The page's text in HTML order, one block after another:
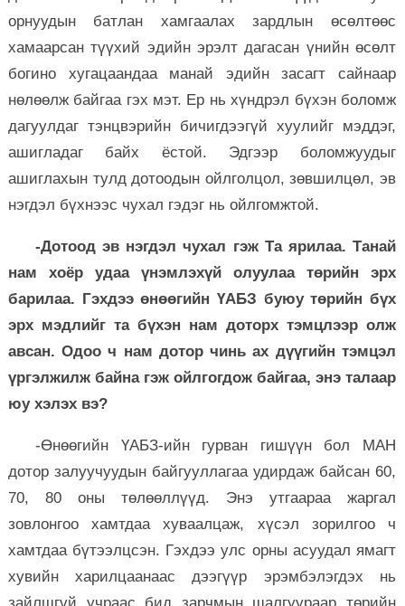
орнуудын батлан хамгаалах зардлын өсөлтөөс
хамаарсан түүхий эдийн эрэлт дагасан үнийн өсөлт
богино хугацаандаа манай эдийн засагт сайнаар
нөлөөлж байгаа гэх мэт. Ер нь хүндрэл бүхэн боломж
дагуулдаг тэнцвэрийн бичигдээгүй хуулийг мэддэг,
ашигладаг байх ёстой. Эдгээр боломжуудыг
ашиглахын тулд дотоодын ойлголцол, зөвшилцөл, эв
нэгдэл бүхнээс чухал гэдэг нь ойлгомжтой.
-Дотоод эв нэгдэл чухал гэж Та ярилаа. Танай
нам хоёр удаа үнэмлэхүй олуулаа төрийн эрх
барилаа. Гэхдээ өнөөгийн ҮАБЗ буюу төрийн бүх
эрх мэдлийг та бүхэн нам доторх тэмцлээр олж
авсан. Одоо ч нам дотор чинь ах дүүгийн тэмцэл
үргэлжилж байна гэж ойлгогдож байгаа, энэ талаар
юу хэлэх вэ?
-Өнөөгийн ҮАБЗ-ийн гурван гишүүн бол МАН
дотор залуучуудын байгууллагаа удирдаж байсан 60,
70, 80 оны төлөөллүүд. Энэ утгаараа жаргал
зовлонгоо хамтдаа хуваалцаж, хүсэл зорилгоо ч
хамтдаа бүтээлцсэн. Гэхдээ улс орны асуудал ямагт
хувийн харилцаанаас дээгүүр эрэмбэлэгдэх нь